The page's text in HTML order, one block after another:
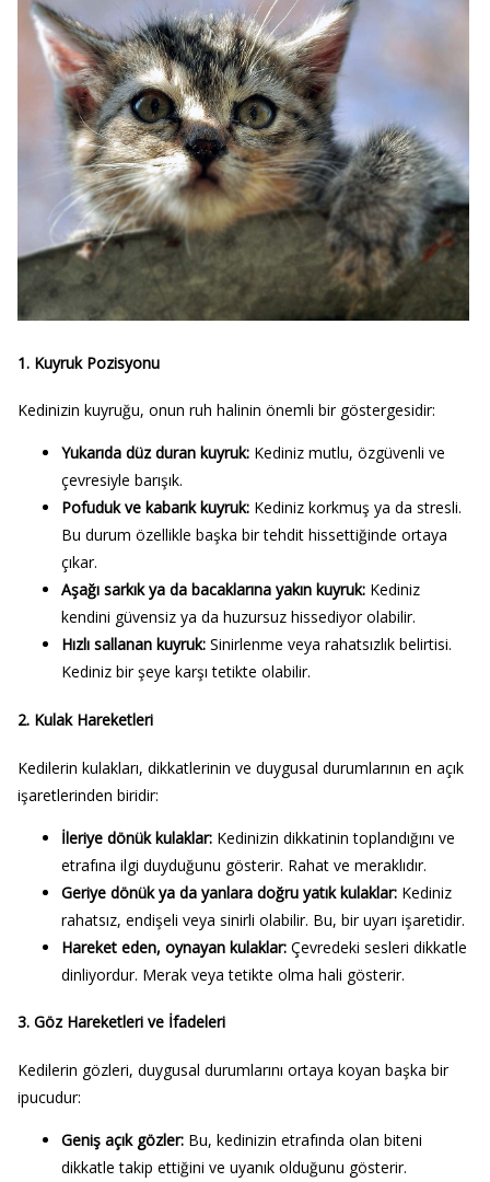
1. Kuyruk Pozisyonu
Kedinizin kuyruğu, onun ruh halinin önemli bir göstergesidir:
Yukarıda düz duran kuyruk:Kediniz mutlu, özgüvenli ve
çevresiyle barışık.
Pofuduk ve kabarık kuyruk:Kediniz korkmuş ya da stresli.
Bu durum özellikle başka bir tehdit hissettiğinde ortaya
çıkar.
Aşağı sarkık ya da bacaklarına yakın kuyruk:Kediniz
kendini güvensiz ya da huzursuz hissediyor olabilir.
Hızlı sallanan kuyruk:Sinirlenme veya rahatsızlık belirtisi.
Kediniz bir şeye karşı tetikte olabilir.
2. Kulak Hareketleri
Kedilerin kulakları, dikkatlerinin ve duygusal durumlarının en açık
işaretlerinden biridir:
İleriye dönük kulaklar:Kedinizin dikkatinin toplandığını ve
etrafına ilgi duyduğunu gösterir. Rahat ve meraklıdır.
Geriye dönük ya da yanlara doğru yatık kulaklar:Kediniz
rahatsız, endişeli veya sinirli olabilir. Bu, bir uyarı işaretidir.
Hareket eden, oynayan kulaklar:Çevredeki sesleri dikkatle
dinliyordur. Merak veya tetikte olma hali gösterir.
3. Göz Hareketleri ve İfadeleri
Kedilerin gözleri, duygusal durumlarını ortaya koyan başka bir
ipucudur:
Geniş açık gözler:Bu, kedinizin etrafında olan biteni
dikkatle takip ettiğini ve uyanık olduğunu gösterir.